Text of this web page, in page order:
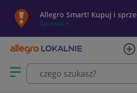
Allegro Smart! Kupuj i
Sprawdź »
Otwórz menu z kategoriami